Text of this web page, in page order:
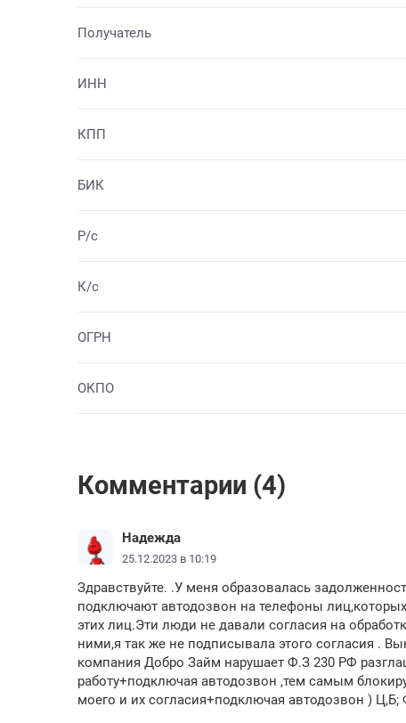
Получатель
ИНН
КПП
БИК
Р/с
К/с
ОГРН
ОКПО
Комментарии (4)
Надежда
25.12.2023 в 10:19
Здравствуйте. .У меня образовалась
подключают автодозвон на телефоны
этих лиц.Эти люди не давали согласия на
ними,я так же не подписывала этого согласия .
компания Добро Займ нарушает Ф.З 230 РФ
работу+подключая автодозвон ,тем самым
моего и их согласия+подключая автодозвон )